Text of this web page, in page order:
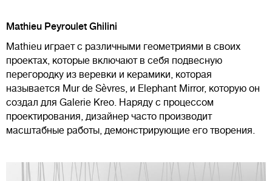
Mathieu Peyroulet Ghilini
Mathieu играет с различными геометриями в своих
проектах, которые включают в себя подвесную
перегородку из веревки и керамики, которая
называется Mur de Sèvres, и Elephant Mirror, которую он
создал для Galerie Kreo. Наряду с процессом
проектирования, дизайнер часто производит
масштабные работы, демонстрирующие его творения.